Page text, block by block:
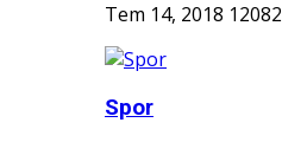
Tem 14, 2018 12082
Spor